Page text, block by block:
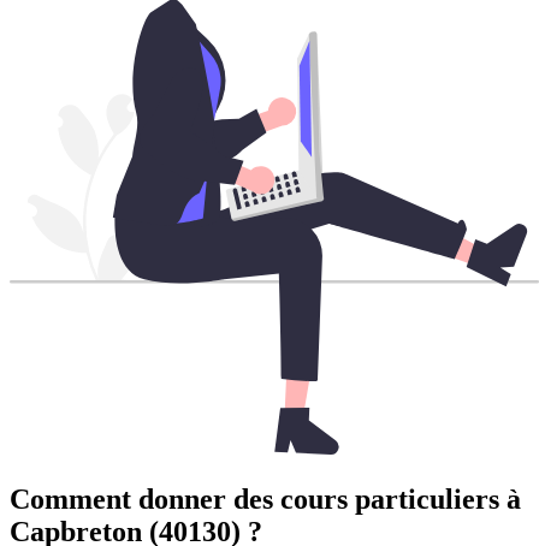
Comment donner des cours particuliers à
Capbreton (40130) ?